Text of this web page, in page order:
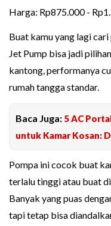
Harga: Rp875.000 -
Buat kamu yang lagi
Jet Pump bisa jadi
kantong, performanya
rumah tangga standar.
Baca Juga: 5 AC
untuk Kamar Kosan:
Pompa ini cocok buat
terlalu tinggi atau buat
Banyak yang puas
tapi tetap bisa